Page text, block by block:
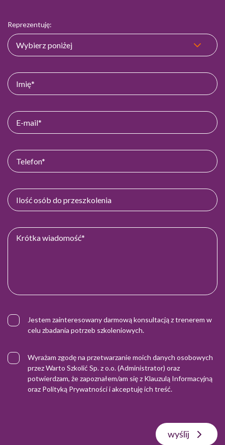
Reprezentuję:
Jestem zainteresowany darmową konsultacją z trenerem w
celu zbadania potrzeb szkoleniowych.
Wyrażam zgodę na przetwarzanie moich danych osobowych
przez Warto Szkolić Sp. z o.o. (Administrator) oraz
potwierdzam, że zapoznałem/am się z Klauzulą Informacyjną
oraz Polityką Prywatnościi akceptuję ich treść.
wyślij